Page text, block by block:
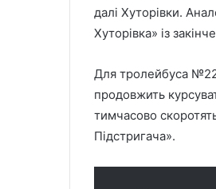
далі Хуторівки.
Хуторівка» із
Для тролейбуса
продовжить
тимчасово
Підстригача».